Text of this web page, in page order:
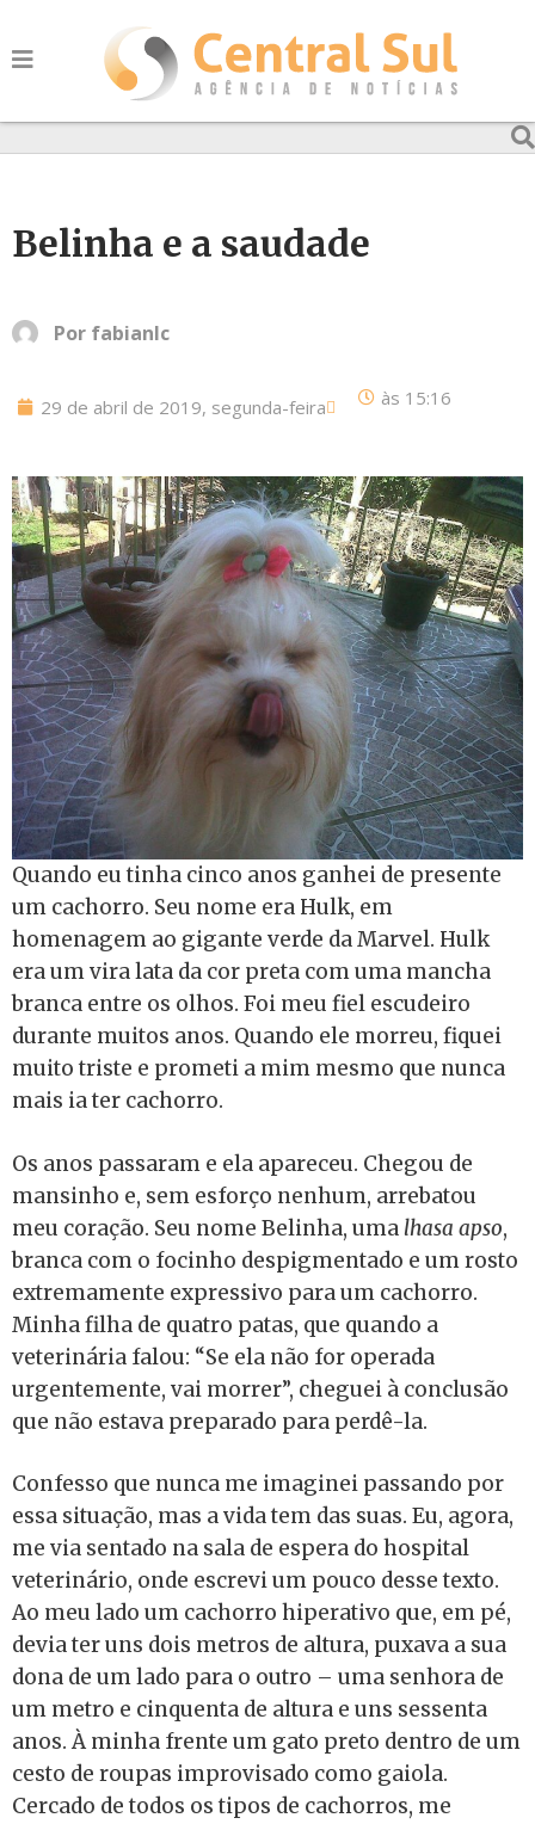
Belinha e a saudade
Por fabianlc
29 de abril de 2019, segunda-feira às 15:16
Quando eu tinha cinco anos ganhei de presente
um cachorro. Seu nome era Hulk, em
homenagem ao gigante verde da Marvel. Hulk
era um vira lata da cor preta com uma mancha
branca entre os olhos. Foi meu fiel escudeiro
durante muitos anos. Quando ele morreu, fiquei
muito triste e prometi a mim mesmo que nunca
mais ia ter cachorro.
Os anos passaram e ela apareceu. Chegou de
mansinho e, sem esforço nenhum, arrebatou
meu coração. Seu nome Belinha, umalhasa apso,
branca com o focinho despigmentado e um rosto
extremamente expressivo para um cachorro.
Minha filha de quatro patas, que quando a
veterinária falou: “Se ela não for operada
urgentemente, vai morrer”, cheguei à conclusão
que não estava preparado para perdê-la.
Confesso que nunca me imaginei passando por
essa situação, mas a vida tem das suas. Eu, agora,
me via sentado na sala de espera do hospital
veterinário, onde escrevi um pouco desse texto.
Ao meu lado um cachorro hiperativo que, em pé,
devia ter uns dois metros de altura, puxava a sua
dona de um lado para o outro – uma senhora de
um metro e cinquenta de altura e uns sessenta
anos. À minha frente um gato preto dentro de um
cesto de roupas improvisado como gaiola.
Cercado de todos os tipos de cachorros, me